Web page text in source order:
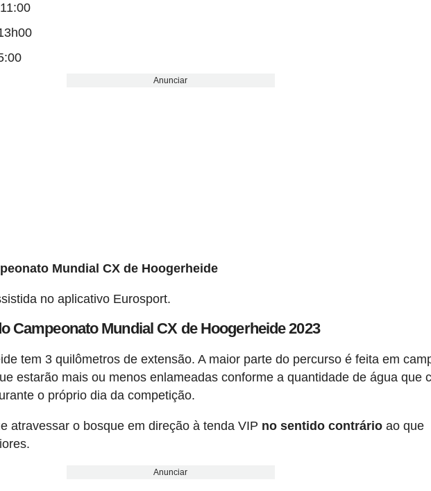
Anunciar
Mundial CX de Hoogerheide
no aplicativo Eurosport.
Campeonato Mundial CX de Hoogerheide 2023
tem 3 quilômetros de extensão. A maior parte do percurso é feita em
estarão mais ou menos enlameadas conforme a quantidade de água que
o próprio dia da competição.
atravessar o bosque em direção à tenda VIP no sentido contrário ao que
Anunciar